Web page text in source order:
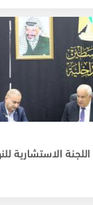
اللجنة الاستشارية